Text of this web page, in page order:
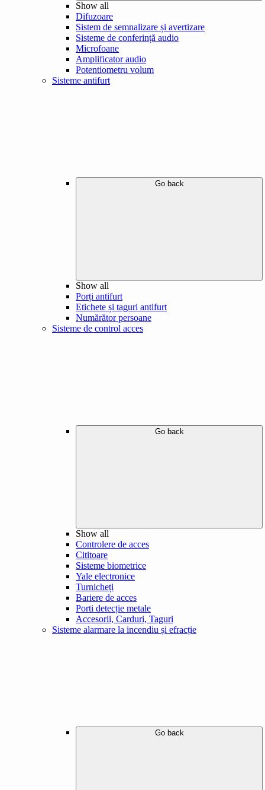
Show all
Difuzoare
Sistem de semnalizare și avertizare
Sisteme de conferință audio
Microfoane
Amplificator audio
Potentiometru volum
Sisteme antifurt
Go back
Show all
Porți antifurt
Etichete și taguri antifurt
Numărător persoane
Sisteme de control acces
Go back
Show all
Controlere de acces
Cititoare
Sisteme biometrice
Yale electronice
Turnicheți
Bariere de acces
Porti detecție metale
Accesorii, Carduri, Taguri
Sisteme alarmare la incendiu și efracție
Go back